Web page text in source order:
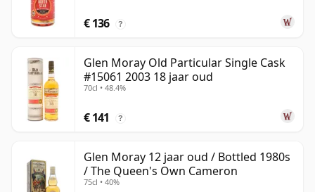
€ 136 ?
Glen Moray Old Particular Single Cask
#15061 2003 18 jaar oud
70cl • 48.4%
€ 141 ?
Glen Moray 12 jaar oud / Bottled 1980s
/ The Queen's Own Cameron
75cl • 40%